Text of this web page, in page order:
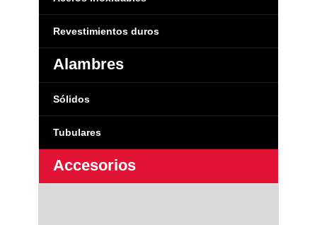
Revestimientos duros
Alambres
Sólidos
Tubulares
Accesorios